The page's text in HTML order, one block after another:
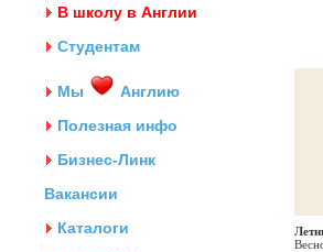
В школу в Англии
Студентам
Мы
Англию
Полезная инфо
Бизнес-Линк
Вакансии
Каталоги